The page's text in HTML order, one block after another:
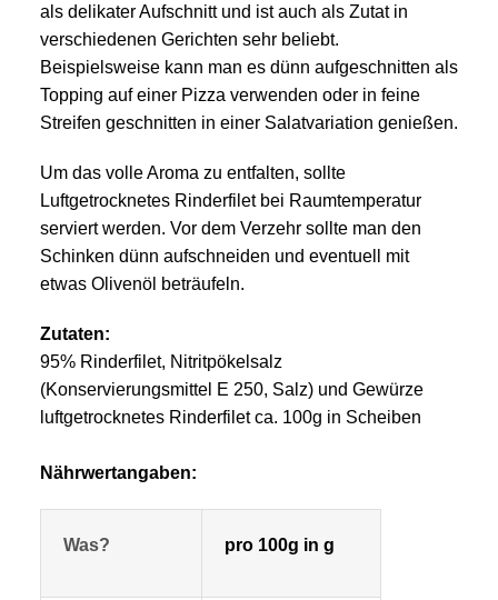
als delikater Aufschnitt und ist auch als Zutat in
verschiedenen Gerichten sehr beliebt.
Beispielsweise kann man es dünn aufgeschnitten als
Topping auf einer Pizza verwenden oder in feine
Streifen geschnitten in einer Salatvariation genießen.
Um das volle Aroma zu entfalten, sollte
Luftgetrocknetes Rinderfilet bei Raumtemperatur
serviert werden. Vor dem Verzehr sollte man den
Schinken dünn aufschneiden und eventuell mit
etwas Olivenöl beträufeln.
Zutaten:
95% Rinderfilet, Nitritpökelsalz
(Konservierungsmittel E 250, Salz) und Gewürze
luftgetrocknetes Rinderfilet ca. 100g in Scheiben
Nährwertangaben:
Was? pro 100g in g